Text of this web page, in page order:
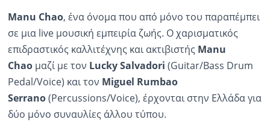
Κοινωνία
Πολιτική
Οικονομία
Κόσμος
Manu Chao, ένα όνομα που από μόνο του παραπέμπει
σε μια live μουσική εμπειρία ζωής. Ο χαρισματικός
επιδραστικός καλλιτέχνης και ακτιβιστής Manu
Chaoμαζί με τον Lucky Salvadori (Guitar/Bass Drum
Pedal/Voice) και τον Miguel Rumbao
Serrano(Percussions/Voice), έρχονται στην Ελλάδα για
δύο μόνο συναυλίες άλλου τύπου.